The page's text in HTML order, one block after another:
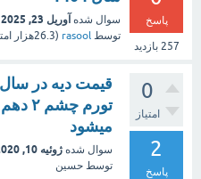
پاسخ
257 بازدید
سوال شده آوریل 23, 2025
توسط rasool
(26.3هزار
0
امتیاز
2
پاسخ
تورم
میشود
سوال شده ژوئیه 10, 2020
توسط حسین